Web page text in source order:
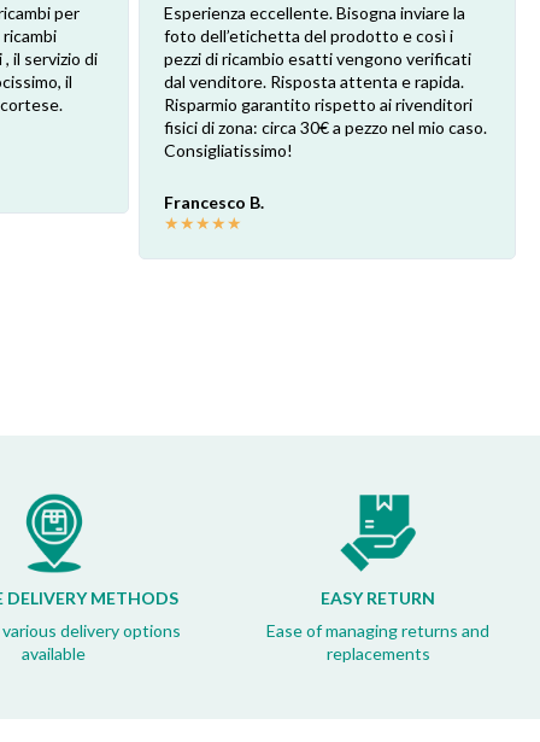
vi devo
trovare
del
Ciò che serviva a me non ce l'avevano in
magazzino ma me lo hanno procurato
comunque. È stato semplice e veloce.
Inoltre non mi sono dovuto scervellare x
capire quali delle mille mila versioni
differenti serviva a me. Gli ho mandato una
foto e hanno fatto tutto loro! Super
Akaprovic
DELIVERY METHODS
delivery options
available
EASY RETURN
Ease of managing returns and
replacements